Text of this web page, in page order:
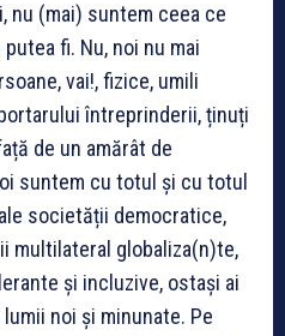
nu (mai) suntem ceea ce
fi. Nu, noi nu mai
vai!, fizice, umili
întreprinderii, ținuți
de un amărât de
suntem cu totul și cu totul
societății democratice,
multilateral globaliza(n)te,
și incluzive, ostași ai
noi și minunate. Pe